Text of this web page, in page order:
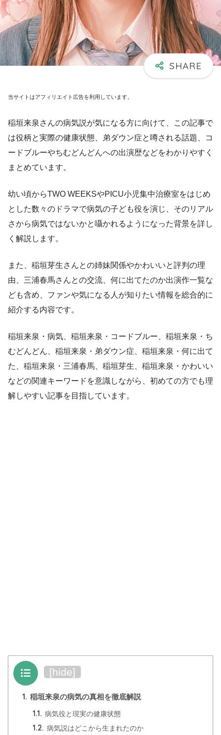
当サイトはアフィリエイト広告を利用しています。
稲垣来泉さんの病気説が気になる方に向けて、この記事で
は役柄と実際の健康状態、弟ダウン症と噂される話題、コ
ードブルーやちむどんどんへの出演歴などをわかりやすく
まとめています。
幼い頃からTWO WEEKSやPICU小児集中治療室をはじめ
とした数々のドラマで病気の子ども役を演じ、そのリアル
さから病気ではないかと囁かれるようになった背景を詳し
く解説します。
また、稲垣芽生さんとの姉妹関係やかわいいと評判の理
由、三浦春馬さんとの交流、何に出てたのか出演作一覧な
ども含め、ファンや気になる人が知りたい情報を総合的に
紹介する内容です。
稲垣来泉・病気、稲垣来泉・コードブルー、稲垣来泉・ち
むどんどん、稲垣来泉・弟ダウン症、稲垣来泉・何に出て
た、稲垣来泉・三浦春馬、稲垣芽生、稲垣来泉・かわいい
などの関連キーワードを意識しながら、初めての方でも理
解しやすい記事を目指しています。
目次 [hide]
1. 稲垣来泉の病気の真相を徹底解説
1.1. 病気役と現実の健康状態
1.2. 病気説はどこから生まれたのか